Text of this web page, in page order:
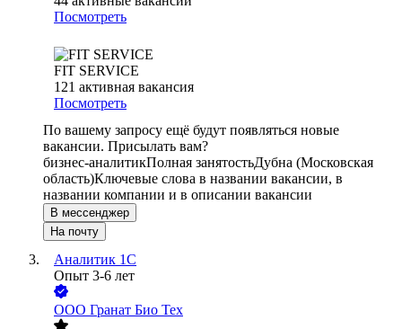
Посмотреть
FIT SERVICE
121 активная вакансия
Посмотреть
По вашему запросу ещё будут появляться новые
вакансии. Присылать вам?
бизнес-аналитикПолная занятостьДубна (Московская
область)Ключевые слова в названии вакансии, в
названии компании и в описании вакансии
В мессенджер
На почту
Аналитик 1C
Опыт 3-6 лет
ООО Гранат Био Тех